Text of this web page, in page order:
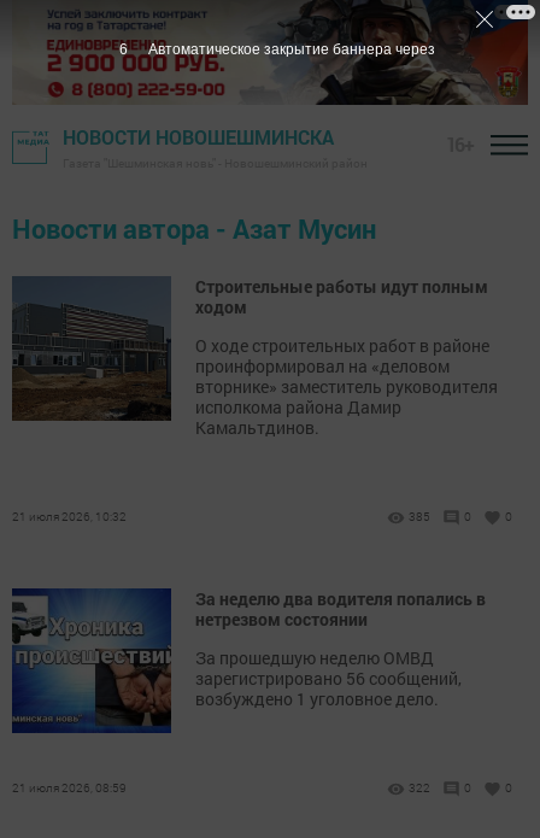
НОВОСТИ НОВОШЕШМИНСКА
Новости автора - Азат Мусин
Строительные работы идут полным
ходом
О ходе строительных работ в районе
проинформировал на «деловом
вторнике» заместитель руководителя
исполкома района Дамир
Камальтдинов.
21 июля 2026, 10:32 385 0 0
За неделю два водителя попались в
нетрезвом состоянии
За прошедшую неделю ОМВД
зарегистрировано 56 сообщений,
возбуждено 1 уголовное дело.
21 июля 2026, 08:59 322 0 0
5 Автоматическое закрытие баннера через